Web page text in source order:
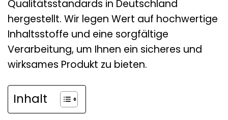
Qualitätsstandards in Deutschland
hergestellt. Wir legen Wert auf hochwertige
Inhaltsstoffe und eine sorgfältige
Verarbeitung, um Ihnen ein sicheres und
wirksames Produkt zu bieten.
Inhalt